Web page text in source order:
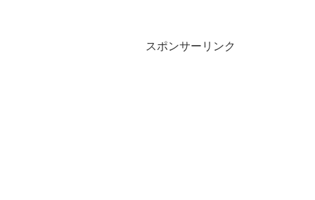
スポンサーリンク